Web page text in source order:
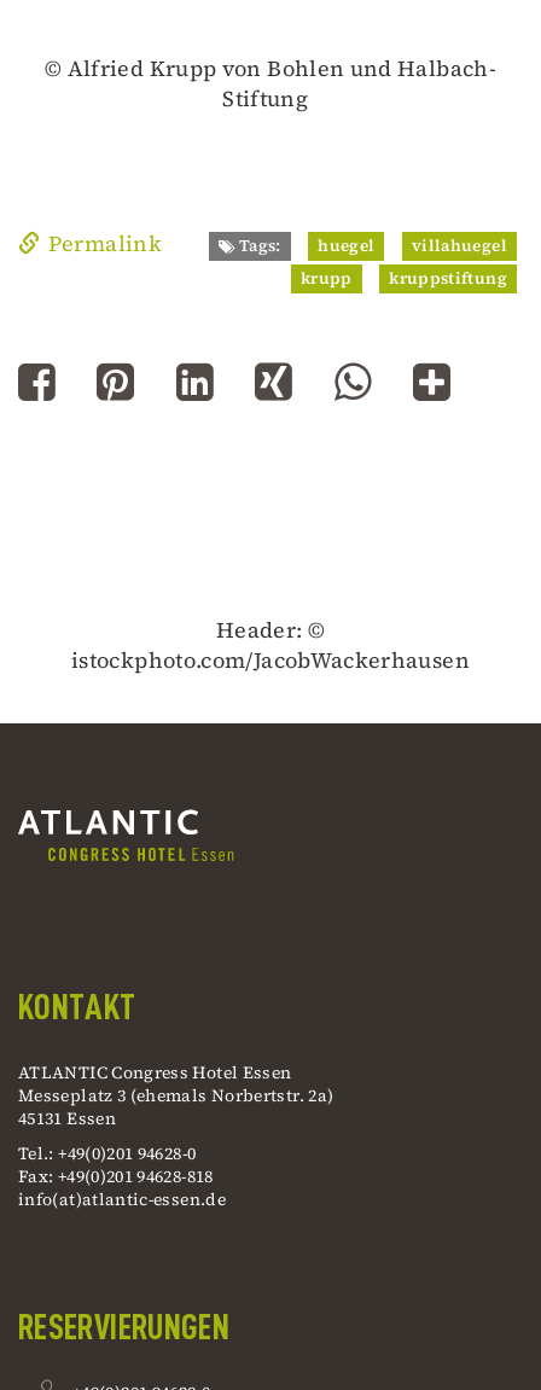
© Alfried Krupp von Bohlen und Halbach-
Stiftung
Permalink Tags: huegel
villahuegel
krupp
kruppstiftung
Header: ©
istockphoto.com/JacobWackerhausen
KONTAKT
ATLANTIC Congress Hotel Essen
Messeplatz 3 (ehemals Norbertstr. 2a)
45131 Essen
Tel.: +49(0)201 94628-0
Fax: +49(0)201 94628-818
info(at)atlantic-essen.de
RESERVIERUNGEN